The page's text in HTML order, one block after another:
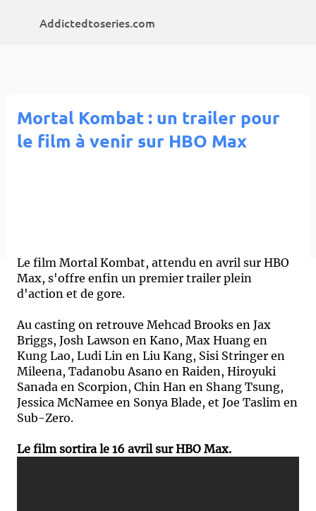
Accéder au contenu principal
Addictedtoseries.com
Mortal Kombat : un trailer pour
le film à venir sur HBO Max
Le film Mortal Kombat, attendu en avril sur HBO
Max, s'offre enfin un premier trailer plein
d'action et de gore.
Au casting on retrouve Mehcad Brooks en Jax
Briggs, Josh Lawson en Kano, Max Huang en
Kung Lao, Ludi Lin en Liu Kang, Sisi Stringer en
Mileena, Tadanobu Asano en Raiden, Hiroyuki
Sanada en Scorpion, Chin Han en Shang Tsung,
Jessica McNamee en Sonya Blade, et Joe Taslim en
Sub-Zero.
Le film sortira le 16 avril sur HBO Max.